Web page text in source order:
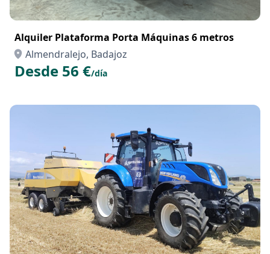
Alquiler Plataforma Porta Máquinas 6 metros
Almendralejo, Badajoz
Desde 56 €/día